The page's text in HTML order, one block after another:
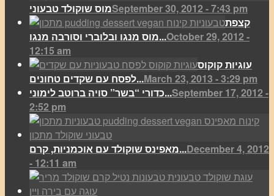
מוס שוקולד טבעוניSeptember 30, 2012 - 7:43 pm
קצפת
מוס מנגו ובלוברי וסורבה מנגו...October 29, 2012 -
12:15 am
עוגיות קוקוס
לפסח עם שקדים טחונים...March 23, 2013 - 3:29 pm
כדורי “בשר” סויה ברוטב לימוני...September 17, 2012 -
2:52 pm
מאפינס שוקולד עם אוכמניות, קרם...December 4, 2012
- 12:11 am